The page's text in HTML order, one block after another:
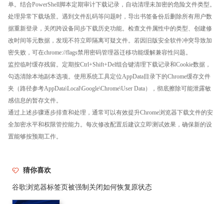
单。结合PowerShell脚本定期审计下载记录，自动清理未加密的危险文件类型。
处理异常下载场景。遇到文件乱码等问题时，导出书签备份后删除所有用户数
据重新登录，关闭跨设备同步下载历史功能。检查文件属性中的类型、创建修
改时间等元数据，发现不符立即隔离可疑文件。若因旧版安全软件冲突导致加
密失败，可在chrome://flags禁用密码管理器迁移功能缓解兼容性问题。
监控临时缓存残留。定期按Ctrl+Shift+Del组合键清理下载记录和Cookie数据，
勾选清除本地副本选项。使用系统工具定位AppData目录下的Chrome缓存文件
夹（路径参考AppData\Local\Google\Chrome\User Data），彻底擦除可能泄露敏
感信息的暂存文件。
通过上述步骤逐步排查和处理，通常可以有效提升Chrome浏览器下载文件的安
全加密水平和权限管控能力。每次修改配置后建议立即测试效果，确保新的设
置能够按预期工作。
猜你喜欢
谷歌浏览器标签页被强制关闭如何恢复原状态